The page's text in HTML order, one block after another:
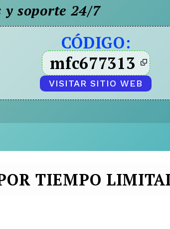
y soporte 24/7
CÓDIGO:
mfc677313
VISITAR SITIO WEB
TIEMPO